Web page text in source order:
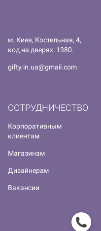
м. Киев, Костельная, 4,
код на дверях: 1380.
gifty.in.ua@gmail.com
СОТРУДНИЧЕСТВО
Корпоративным
клиентам
Магазинам
Дизайнерам
Вакансии